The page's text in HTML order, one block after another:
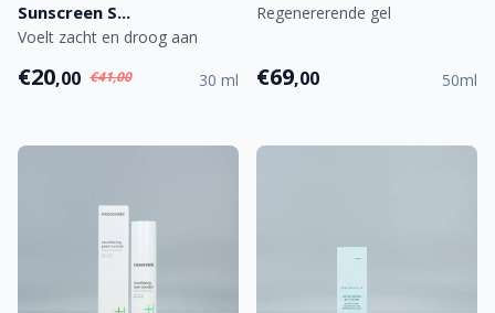
Sunscreen S...
Voelt zacht en droog aan
€20,00 €41,00 30 ml
Regenererende gel
€69,00 50ml